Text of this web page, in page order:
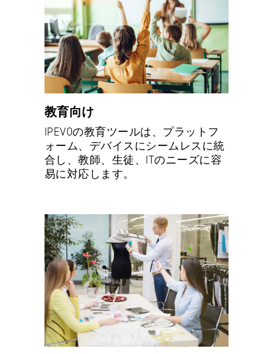
教育向け
IPEVOの教育ツールは、プラットフ
ォーム、デバイスにシームレスに統
合し、教師、生徒、ITのニーズに容
易に対応します。